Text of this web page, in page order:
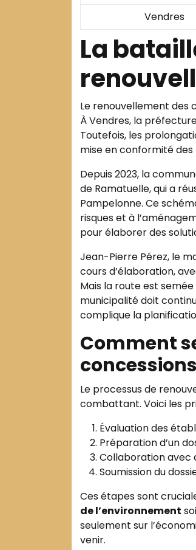
Vendres
La
Le renouvellement des
À Vendres, la
Toutefois, les
mise en conformité
Depuis 2023, la
de Ramatuelle, qui a
Pampelonne. Ce
risques et à
pour élaborer des
Jean-Pierre Pérez, le
cours d’élaboration,
Mais la route est
municipalité doit
complique la
Comment
Le processus de
combattant. Voici les
Évaluation des
Préparation d’un
Collaboration avec
Soumission du
Ces étapes sont
de l’environnement
seulement sur
venir.